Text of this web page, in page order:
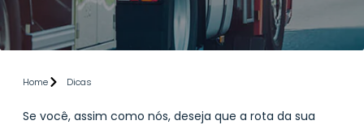
Home Dicas
Se você, assim como nós, deseja que a rota da sua